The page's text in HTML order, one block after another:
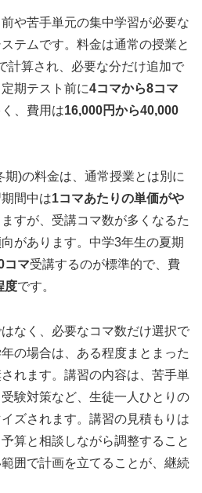
や苦手単元の集中学習が必要な
テムです。料金は通常の授業と
計算され、必要な分だけ追加で
期テスト前に4コマから8コマ
、費用は16,000円から40,000
)の料金は、通常授業とは別に
間中は1コマあたりの単価がや
すが、受講コマ数が多くなるた
があります。中学3年生の夏期
コマ受講するのが標準的で、費
度です。
なく、必要なコマ数だけ選択で
の場合は、ある程度まとまった
れます。講習の内容は、苦手単
験対策など、生徒一人ひとりの
ズされます。講習の見積もりは
算と相談しながら調整すること
囲で計画を立てることが、継続